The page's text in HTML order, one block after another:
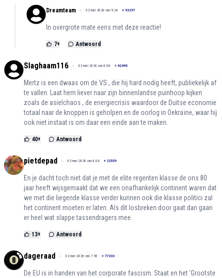
Dreamteam 02 mei 2026 om 9:24 + 93297
In overgrote mate eens met deze reactie!
7+ Antwoord
Slaghaam116 02 mei 2026 om 8:08 + 62490
Mertz is een dwaas om de VS , die hij hard nodig heeft, publiekelijk af
te vallen. Laat hem liever naar zijn binnenlandse puinhoop kijken
zoals de asielchaos , de energiecrisis waardoor de Duitse economie
totaal naar de knoppen is geholpen.en de oorlog in Oekraïne, waar hij
ook niet instaat is om daar een einde aan te maken.
40+ Antwoord
pietdepad 02 mei 2026 om 8:04 + 22559
En je dacht toch niet dat je met de elite regenten klasse de ons 80
jaar heeft wijsgemaakt dat we een onafhankelijk continent waren dat
we met die liegende klasse verder kunnen ook die klasse politici zal
het continent moeten er laten. Als dit losbreken door gaat dan gaan
er heel wat slappe tassendragers mee.
13+ Antwoord
dageraad 02 mei 2026 om 7:50 + 77333
De EU is in handen van het corporate fascism. Staat en het 'Grootste